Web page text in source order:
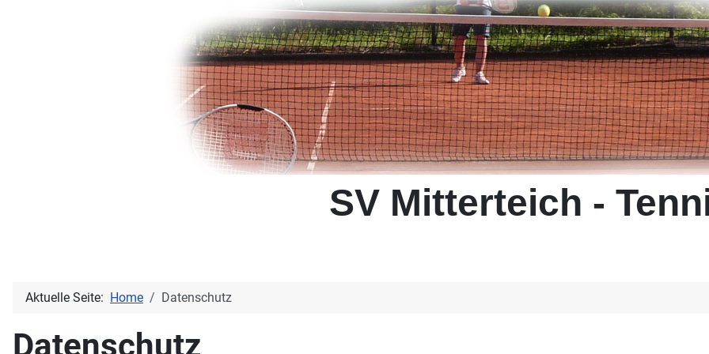
SV Mitterteich -
Aktuelle Seite: Home Datenschutz
Datenschutz